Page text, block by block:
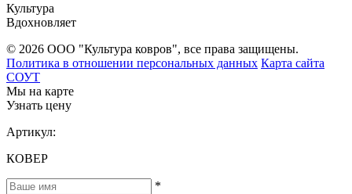
Культура
Вдохновляет
© 2026 ООО "Культура ковров", все права защищены.
Политика в отношении персональных данных Карта сайта
СОУТ
Мы на карте
Узнать цену
Артикул:
КОВЕР
*